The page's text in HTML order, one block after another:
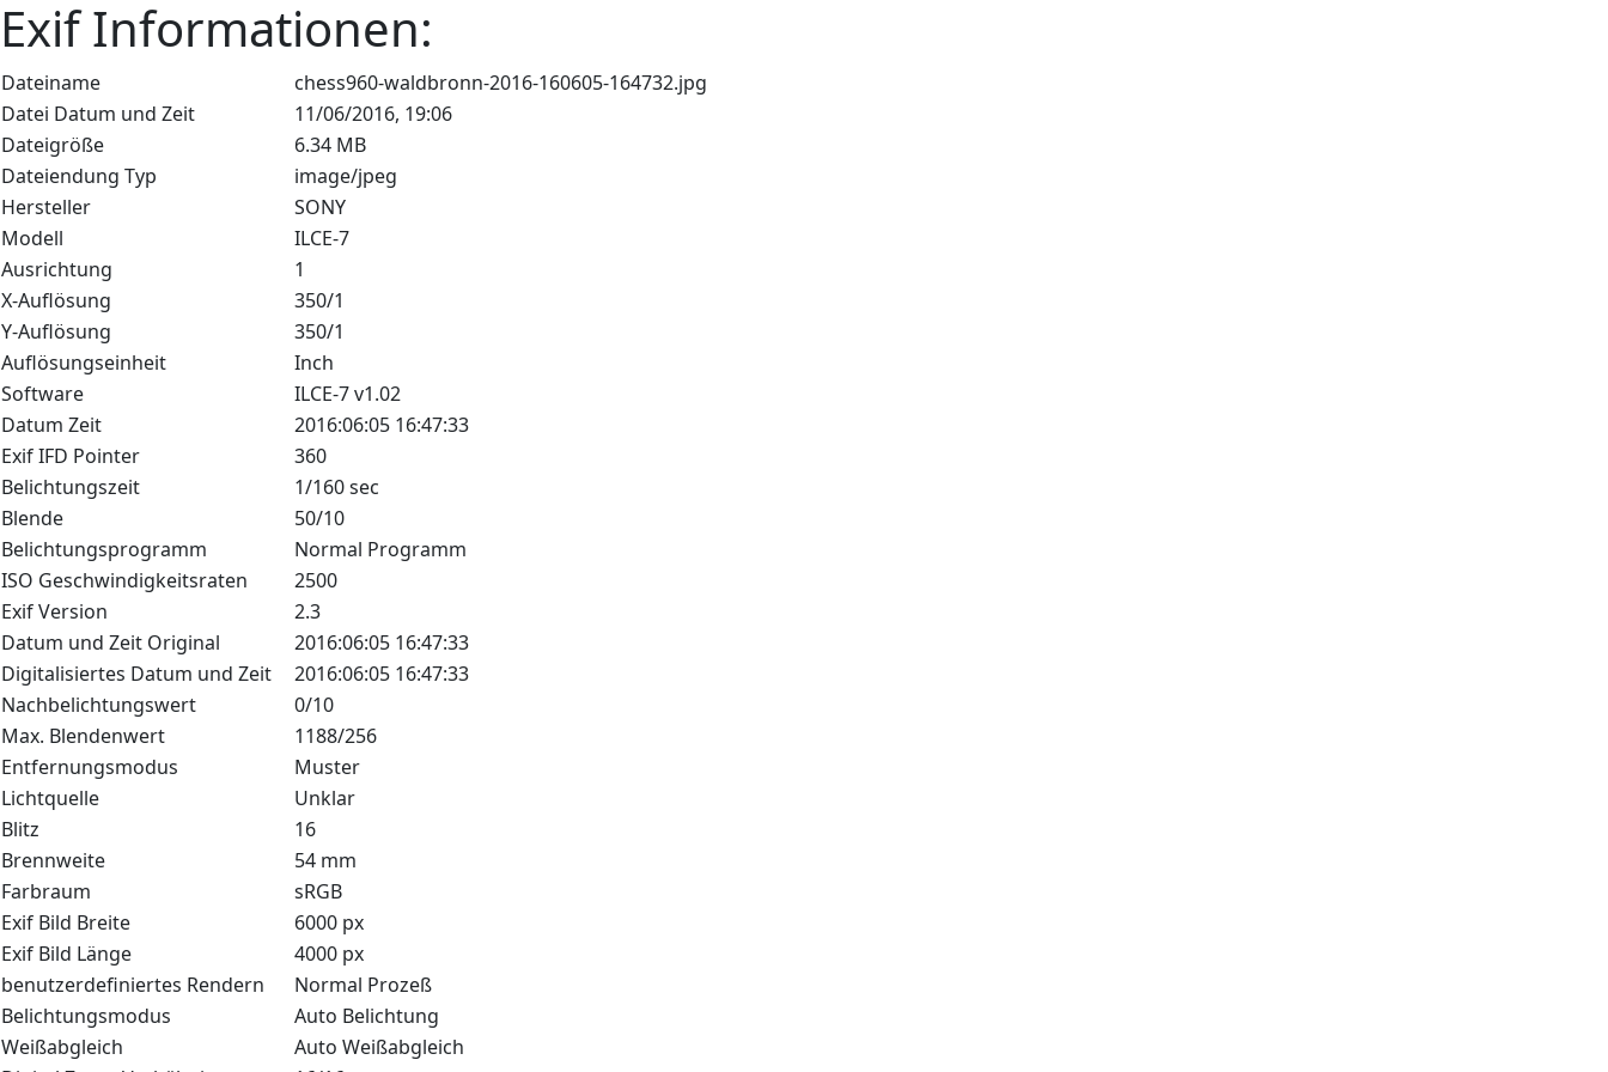
Exif Informationen:
Dateiname
chess960-waldbronn-2016-160605-164732.jpg
Datei Datum und Zeit
11/06/2016, 19:06
Dateigröße
6.34 MB
Dateiendung Typ
image/jpeg
Hersteller
SONY
Modell
ILCE-7
Ausrichtung
1
X-Auflösung
350/1
Y-Auflösung
350/1
Auflösungseinheit
Inch
Software
ILCE-7 v1.02
Datum Zeit
2016:06:05 16:47:33
Exif IFD Pointer
360
Belichtungszeit
1/160 sec
Blende
50/10
Belichtungsprogramm
Normal Programm
ISO Geschwindigkeitsraten
2500
Exif Version
2.3
Datum und Zeit Original
2016:06:05 16:47:33
Digitalisiertes Datum und Zeit
2016:06:05 16:47:33
Nachbelichtungswert
0/10
Max. Blendenwert
1188/256
Entfernungsmodus
Muster
Lichtquelle
Unklar
Blitz
16
Brennweite
54 mm
Farbraum
sRGB
Exif Bild Breite
6000 px
Exif Bild Länge
4000 px
benutzerdefiniertes Rendern
Normal Prozeß
Belichtungsmodus
Auto Belichtung
Weißabgleich
Auto Weißabgleich